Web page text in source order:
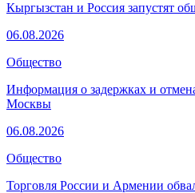
Кыргызстан и Россия запустят
06.08.2026
Общество
Информация о задержках и
Москвы
06.08.2026
Общество
Торговля России и Армении